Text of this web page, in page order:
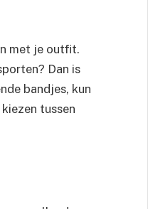
met je outfit.
Dan is
bandjes, kun
tussen